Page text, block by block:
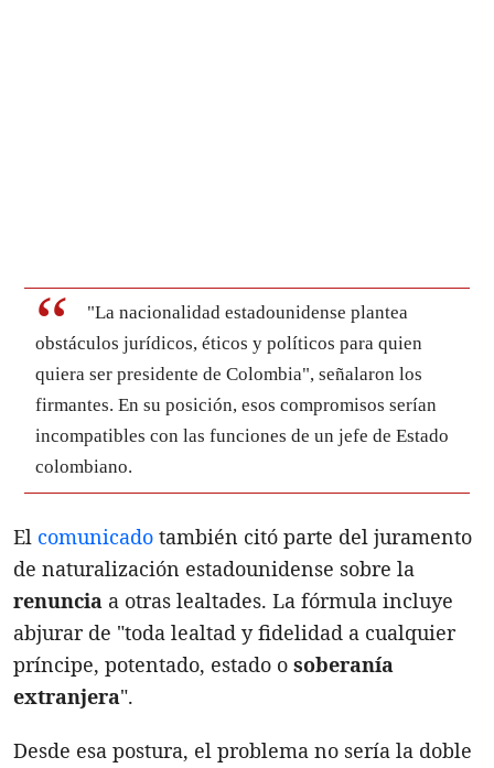
"La nacionalidad estadounidense plantea
obstáculos jurídicos, éticos y políticos para quien
quiera ser presidente de Colombia", señalaron los
firmantes. En su posición, esos compromisos serían
incompatibles con las funciones de un jefe de Estado
colombiano.
El comunicado también citó parte del juramento
de naturalización estadounidense sobre la
renuncia a otras lealtades. La fórmula incluye
abjurar de "toda lealtad y fidelidad a cualquier
príncipe, potentado, estado o soberanía
extranjera".
Desde esa postura, el problema no sería la doble